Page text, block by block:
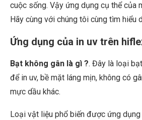
cuộc sống. Vậy ứng dụng cụ thể của
Hãy cùng với chúng tôi cùng tìm hiểu
Ứng dụng của in uv trên
Bạt không gân là gì ?. Đây là loại
để in uv, bề mặt láng mịn, không có
mực dầu khác.
Loại vật liệu phổ biến được ứng dụng